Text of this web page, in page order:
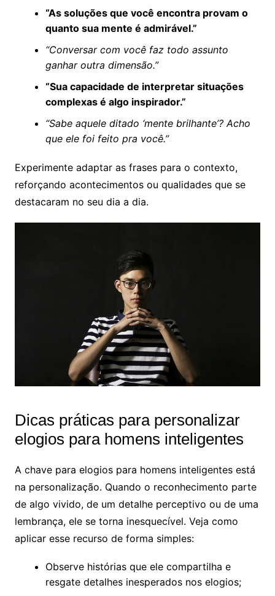
“As soluções que você encontra provam o
quanto sua mente é admirável.”
“Conversar com você faz todo assunto
ganhar outra dimensão.”
“Sua capacidade de interpretar situações
complexas é algo inspirador.”
“Sabe aquele ditado ‘mente brilhante’? Acho
que ele foi feito pra você.”
Experimente adaptar as frases para o contexto,
reforçando acontecimentos ou qualidades que se
destacaram no seu dia a dia.
Dicas práticas para personalizar
elogios para homens inteligentes
A chave para elogios para homens inteligentes está
na personalização. Quando o reconhecimento parte
de algo vivido, de um detalhe perceptivo ou de uma
lembrança, ele se torna inesquecível. Veja como
aplicar esse recurso de forma simples:
Observe histórias que ele compartilha e
resgate detalhes inesperados nos elogios;